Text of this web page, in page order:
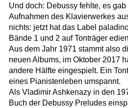
Und doch: Debussy fehlte, es
Aufnahmen des Klavierwerkes
nichts: jetzt hat das Label
Bände 1 und 2 auf Tonträger
Aus dem Jahr 1971 stammt also
neuen Albums, im Oktober 2017
andere Hälfte eingespielt. Ein
eines Pianistenleben umspannt.
Als Vladimir Ashkenazy in den
Buch der Debussy Preludes